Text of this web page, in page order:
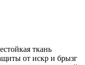
ткань
от искр и брызг